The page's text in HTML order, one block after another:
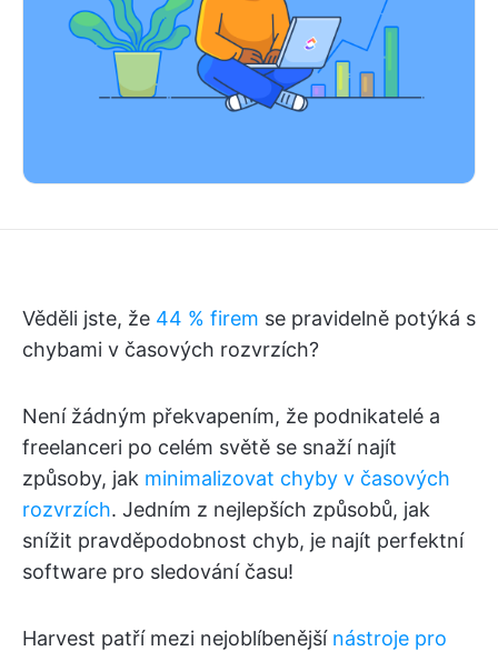
Věděli jste, že 44 % firem se pravidelně potýká s
chybami v časových rozvrzích?
Není žádným překvapením, že podnikatelé a
freelanceri po celém světě se snaží najít
způsoby, jak minimalizovat chyby v časových
rozvrzích. Jedním z nejlepších způsobů, jak
snížit pravděpodobnost chyb, je najít perfektní
software pro sledování času!
Harvest patří mezi nejoblíbenější nástroje pro